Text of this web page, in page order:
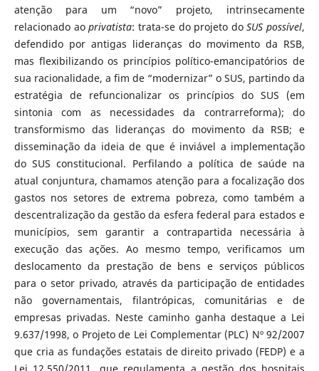
atenção para um “novo” projeto, intrinsecamente
relacionado aoprivatista: trata-se do projeto doSUS possível,
defendido por antigas lideranças do movimento da RSB,
mas flexibilizando os princípios político-emancipatórios de
sua racionalidade, a fim de “modernizar” o SUS, partindo da
estratégia de refuncionalizar os princípios do SUS (em
sintonia com as necessidades da contrarreforma); do
transformismo das lideranças do movimento da RSB; e
disseminação da ideia de que é inviável a implementação
do SUS constitucional. Perfilando a política de saúde na
atual conjuntura, chamamos atenção para a focalização dos
gastos nos setores de extrema pobreza, como também a
descentralização da gestão da esfera federal para estados e
municípios, sem garantir a contrapartida necessária à
execução das ações. Ao mesmo tempo, verificamos um
deslocamento da prestação de bens e serviços públicos
para o setor privado, através da participação de entidades
não governamentais, filantrópicas, comunitárias e de
empresas privadas. Neste caminho ganha destaque a Lei
9.637/1998, o Projeto de Lei Complementar (PLC) Nº 92/2007
que cria as fundações estatais de direito privado (FEDP) e a